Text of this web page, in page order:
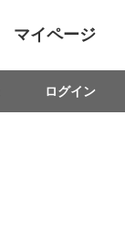
マイページ
ログイン